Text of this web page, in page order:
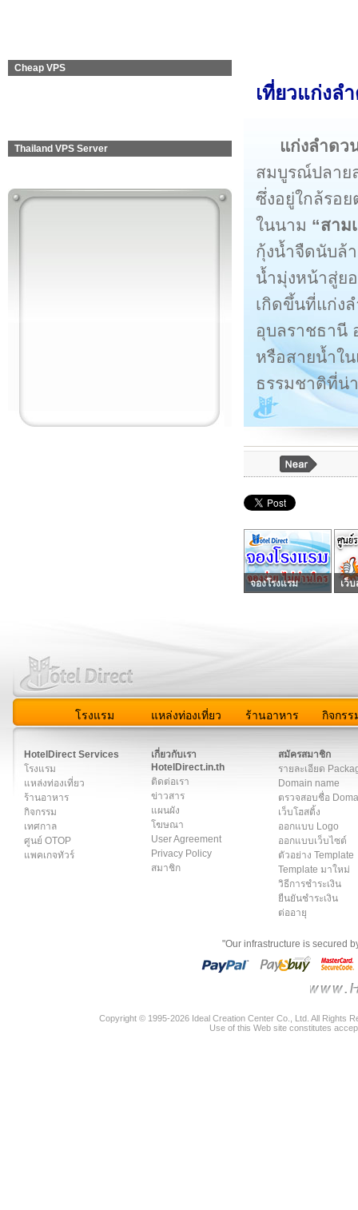
Cheap VPS
Thailand VPS Server
เที่ยวแก่งล
แก่งลำดว
สมบูรณ์ปลาย
ซึ่งอยู่ใกล้รอ
ในนาม “สาม
กุ้งน้ำจืดนับล้
น้ำมุ่งหน้าสู่ย
เกิดขึ้นที่แก่ง
อุบลราชธานี
หรือสายน้ำใ
ธรรมชาติที่น่
จองโรงแรม เว็
โรงแรม แหล่งท่องเที่ยว ร้านอาหาร กิจกรร
HotelDirect Services
โรงแรม
แหล่งท่องเที่ยว
ร้านอาหาร
กิจกรรม
เทศกาล
ศูนย์ OTOP
แพคเกจทัวร์
เกี่ยวกับเรา
HotelDirect.in.th
ติดต่อเรา
ข่าวสาร
แผนผัง
โฆษณา
User Agreement
Privacy Policy
สมาชิก
สมัครสมาชิก
รายละเอียด
Domain name
ตรวจสอบชื่อ
เว็บโฮสติ้ง
ออกแบบ Logo
ออกแบบเว็บไซต์
ตัวอย่าง Template
Template มาใหม่
วิธีการชำระเงิน
ยืนยันชำระเงิน
ต่ออายุ
"Our infrastructure is secured
Copyright © 1995-2026 Ideal Creation Center Co., Ltd. All Rights
Use of this Web site constitutes